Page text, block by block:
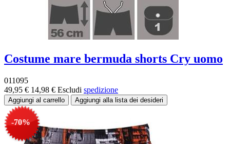
Costume mare bermuda shorts Cry uomo
011095
49,95 € 14,98 € Escludi spedizione
-70%